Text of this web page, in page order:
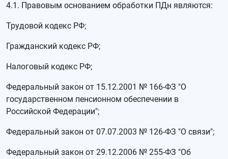
4.1. Правовым основанием обработки ПДн являются:
Трудовой кодекс РФ;
Гражданский кодекс РФ;
Налоговый кодекс РФ;
Федеральный закон от 15.12.2001 № 166-ФЗ "О
государственном пенсионном обеспечении в
Российской Федерации";
Федеральный закон от 07.07.2003 № 126-ФЗ "О связи";
Федеральный закон от 29.12.2006 № 255-ФЗ "Об